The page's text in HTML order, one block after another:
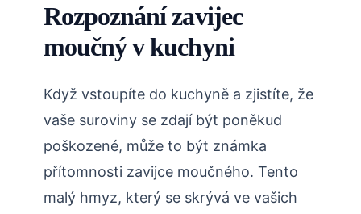
Rozpoznání zavijec
moučný v kuchyni
Když vstoupíte do kuchyně a zjistíte, že
vaše suroviny se zdají být poněkud
poškozené, může to být známka
přítomnosti zavijce moučného. Tento
malý hmyz, který se skrývá ve vašich